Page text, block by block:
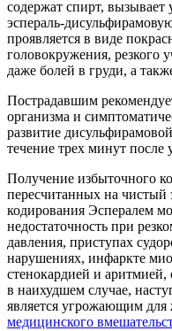
содержат спирт, вызывает
эспераль-
проявляется в виде
головокружения, резкого
даже болей в груди, а
Пострадавшим
организма и
развитие
течение трех минут после
Получение избыточного
пересчитанных на чистый
кодирования Эспералем
недостаточность при
давления, приступах
нарушениях, инфаркте
стенокардией и аритмией,
в наихудшем случае,
является угрожающим для
медицинского